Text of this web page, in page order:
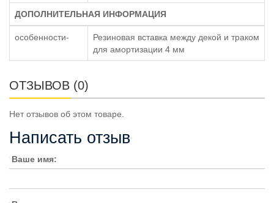
ДОПОЛНИТЕЛЬНАЯ ИНФОРМАЦИЯ
особенности-
Резиновая вставка между декой и траком
для амортизации 4 мм
ОТЗЫВОВ (0)
Нет отзывов об этом товаре.
Написать отзыв
Ваше имя: